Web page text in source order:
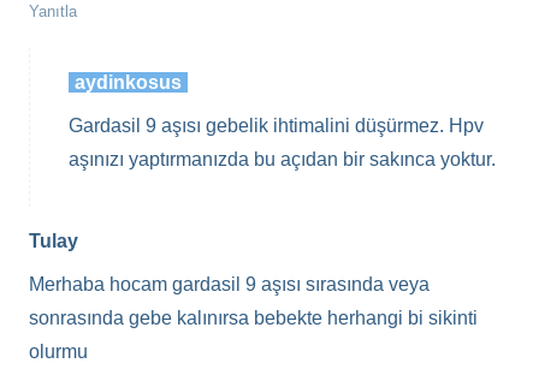
Yanıtla
aydinkosus
Gardasil 9 aşısı gebelik ihtimalini düşürmez. Hpv
aşınızı yaptırmanızda bu açıdan bir sakınca yoktur.
Tulay
Merhaba hocam gardasil 9 aşısı sırasında veya
sonrasında gebe kalınırsa bebekte herhangi bi sikinti
olurmu